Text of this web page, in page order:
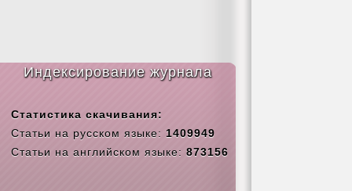
Индексирование журнала
Статистика скачивания:
Статьи на русском языке: 1409949
Статьи на английском языке: 873156